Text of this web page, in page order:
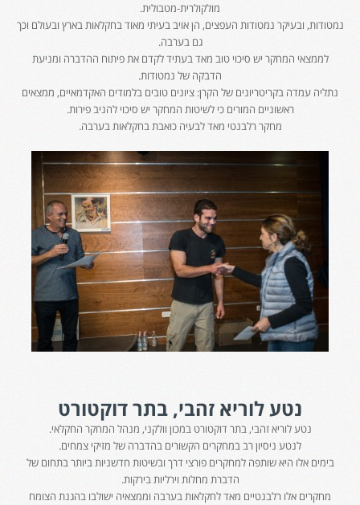
מולקולרית-מטבולית.
נמטודות, ובעיקר נמטודות העפצים, הן אויב בעיתי מאוד בחקלאות בארץ ובעולם וכך
גם בערבה.
לממצאי המחקר יש סיכוי טוב מאד בעתיד לקדם את פיתוח ההדברה ומניעת
הדבקה של נמטודות.
נתליה עמדה בקריטריונים של הקרן: ציונים טובים בלמודים האקדמאיים, ממצאים
ראשוניים המורים כי לשיטות המחקר יש סיכוי להניב פירות.
מחקר רלבנטי מאד לבעיה כואבת בחקלאות בערבה.
נטע לוריא זהבי, בתר דוקטורט
נטע לוריא זהבי, בתר דוקטורט במכון וולקני, מנהל המחקר החקלאי.
לנטע ניסיון רב במחקרים הקשורים בהדברה של מזיקי צמחים.
בימים אלו היא שותפה למחקרים פורצי דרך ובשיטות חדשניות ביותר בתחום של
הדברת מחלות וירליות בירקות.
מחקרים אלו רלבנטיים מאד לחקלאות בערבה וממצאיה ישולבו בהגנת הצומח